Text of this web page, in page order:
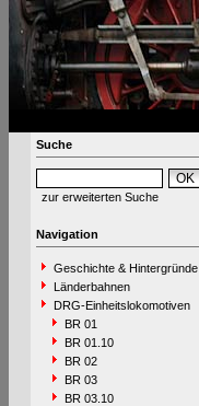
Suche
zur erweiterten Suche
Navigation
Geschichte & Hintergründe
Länderbahnen
DRG-Einheitslokomotiven
BR 01
BR 01.10
BR 02
BR 03
BR 03.10